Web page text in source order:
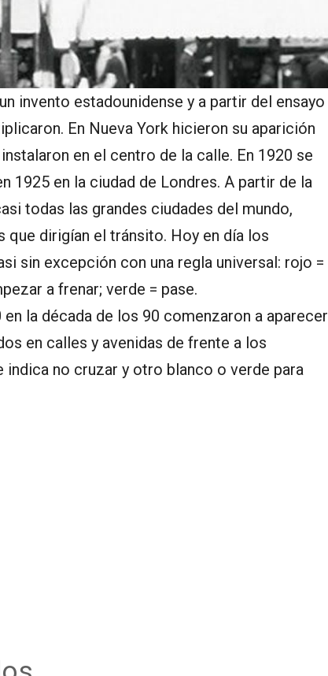
invento estadounidense y a partir del ensayo
En Nueva York hicieron su aparición
en el centro de la calle. En 1920 se
1925 en la ciudad de Londres. A partir de la
todas las grandes ciudades del mundo,
dirigían el tránsito. Hoy en día los
sin excepción con una regla universal: rojo =
a frenar; verde = pase.
la década de los 90 comenzaron a aparecer
en calles y avenidas de frente a los
no cruzar y otro blanco o verde para